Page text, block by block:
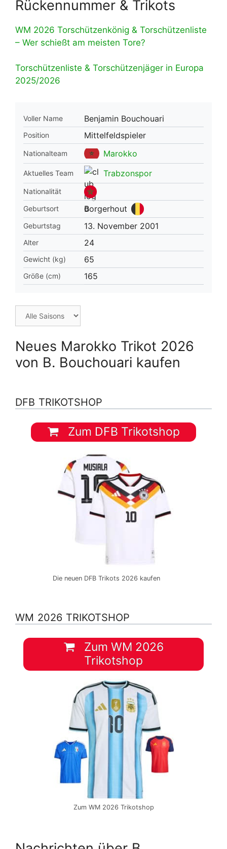
Rückennummer & Trikots
WM 2026 Torschützenkönig & Torschützenliste
– Wer schießt am meisten Tore?
Torschützenliste & Torschützenjäger in Europa
2025/2026
Voller Name Benjamin Bouchouari
Position Mittelfeldspieler
Nationalteam Marokko
Aktuelles Team Trabzonspor
Nationalität
Geburtsort
Borgerhout
Geburtstag 13. November 2001
Alter 24
Gewicht (kg) 65
Größe (cm) 165
Neues Marokko Trikot 2026
von B. Bouchouari kaufen
DFB TRIKOTSHOP
Zum DFB Trikotshop
Die neuen DFB Trikots 2026 kaufen
WM 2026 TRIKOTSHOP
Zum WM 2026
Trikotshop
Zum WM 2026 Trikotshop